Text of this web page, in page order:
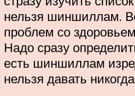
нельзя шиншиллам.
проблем со
Надо сразу
есть шиншиллам
нельзя давать